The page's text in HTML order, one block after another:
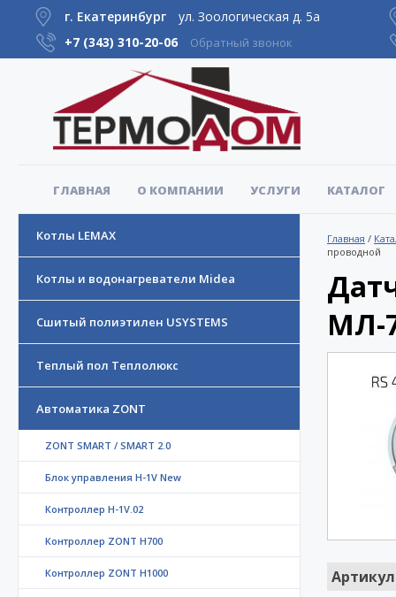
г. Екатеринбург
ул. Зоологическая д. 5а
+7 (343) 310-20-06 Обратный звонок
ГЛАВНАЯ О КОМПАНИИ УСЛУГИ КАТАЛОГ
Котлы LEMAX
Котлы и водонагреватели Midea
Сшитый полиэтилен USYSTEMS
Теплый пол Теплолюкс
Автоматика ZONT
ZONT SMART / SMART 2.0
Блок управления H-1V New
Контроллер H-1V.02
Контроллер ZONT H700
Контроллер ZONT H1000
Главная /
проводной
МЛ-
Артикул